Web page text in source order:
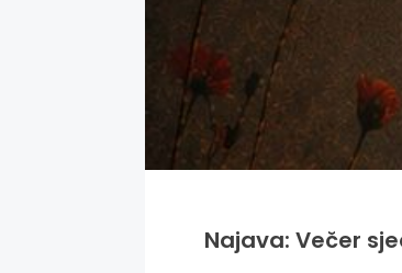
Najava: Večer